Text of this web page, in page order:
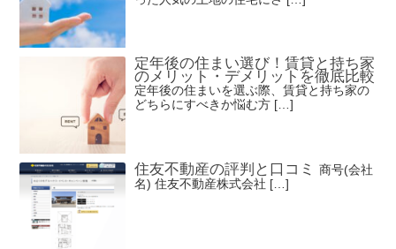
定年後の住まい選び！賃貸と持ち家
のメリット・デメリットを徹底比較
定年後の住まいを選ぶ際、賃貸と持ち家の
どちらにすべきか悩む方 […]
住友不動産の評判と口コミ
商号(会社
名) 住友不動産株式会社 […]